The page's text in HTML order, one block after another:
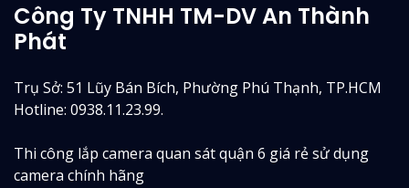
Công Ty TNHH TM-DV An Thành
Phát
Trụ Sở: 51 Lũy Bán Bích, Phường Phú Thạnh, TP.HCM
Hotline: 0938.11.23.99.
Thi công lắp camera quan sát quận 6 giá rẻ sử dụng
camera chính hãng